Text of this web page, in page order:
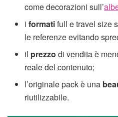
come decorazioni sull’
iformatifull e travel size
le referenze evitando
il prezzo di vendita è
reale del contenuto;
l’originale pack è una
riutilizzabile.